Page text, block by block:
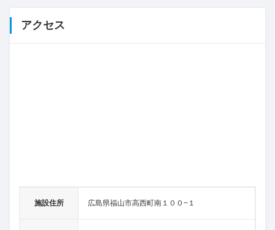
アクセス
施設住所 広島県福山市高西町南１００−１